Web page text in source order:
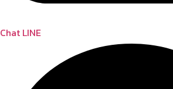
Chat LINE